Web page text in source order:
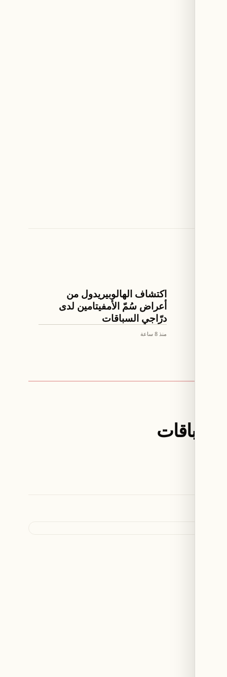
ثقافة ومجتمع
اكتشاف الهالوبيريدول من
أعراض سُمّ الأمفيتامين لدى
درّاجي السباقات
منذ 8 ساعة